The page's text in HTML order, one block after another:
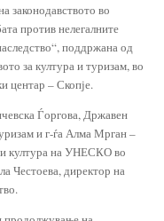
законодавството во
против нелегалните
поддржана од
за култура и туризам, во
центар – Скопје.
Ѓоргова, Државен
и г-ѓа Алма Мрган –
и култура на УНЕСКО во
Честоева, директор на